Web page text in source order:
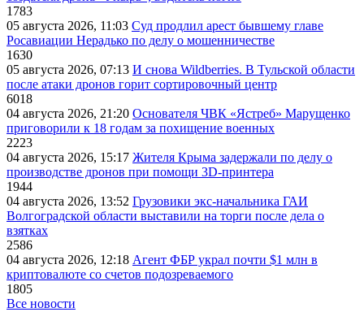
1783
05 августа 2026, 11:03 Суд продлил арест бывшему главе
Росавиации Нерадько по делу о мошенничестве
1630
05 августа 2026, 07:13 И снова Wildberries. В Тульской области
после атаки дронов горит сортировочный центр
6018
04 августа 2026, 21:20 Основателя ЧВК «Ястреб» Марущенко
приговорили к 18 годам за похищение военных
2223
04 августа 2026, 15:17 Жителя Крыма задержали по делу о
производстве дронов при помощи 3D‑принтера
1944
04 августа 2026, 13:52 Грузовики экс-начальника ГАИ
Волгоградской области выставили на торги после дела о
взятках
2586
04 августа 2026, 12:18 Агент ФБР украл почти $1 млн в
криптовалюте со счетов подозреваемого
1805
Все новости